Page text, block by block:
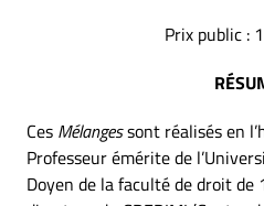
Prix public :
Ces Mélangessont réalisés en
Professeur émérite de
Doyen de la faculté de droit